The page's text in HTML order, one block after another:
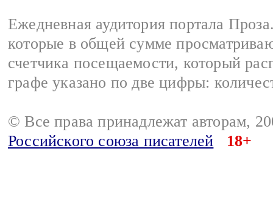
Ежедневная аудитория портала
которые в общей сумме
счетчика посещаемости, который
графе указано по две цифры:
© Все права принадлежат авторам,
Российского союза писателей
18+